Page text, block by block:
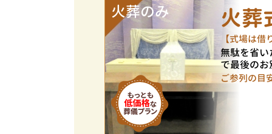
火葬のみ 火葬
【式場は
無駄を省
で最後の
ご参列の目